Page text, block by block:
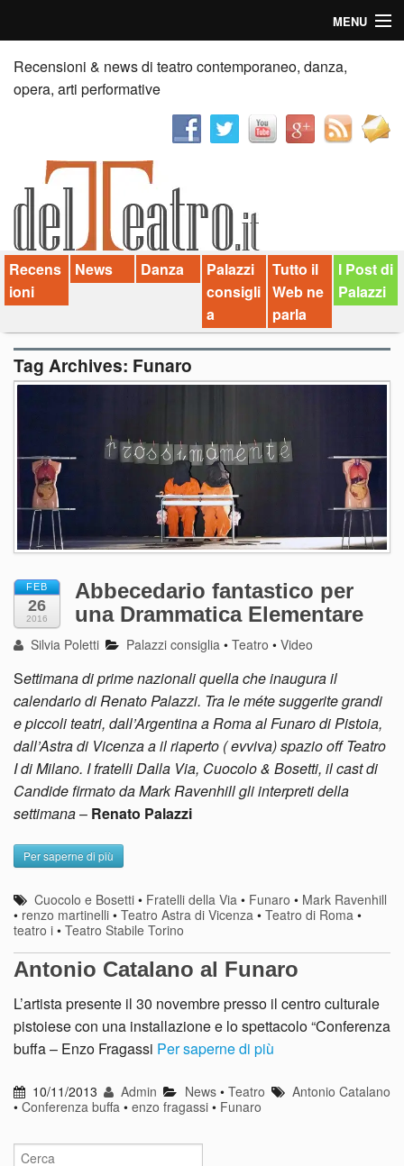
MENU
Home
Recensioni
News
Palazzi consiglia
Video
Chi siamo
Contatti
Recensioni & news di teatro contemporaneo, danza,
opera, arti performative
Recens
ioni
News Danza
Palazzi
consigli
a
Tutto il
Web ne
parla
I Post di
Palazzi
Tag Archives: Funaro
FEB
26
2016
Abbecedario fantastico per
una Drammatica Elementare
Silvia Poletti Palazzi consiglia •Teatro •Video
Settimana di prime nazionali quella che inaugura il
calendario di Renato Palazzi. Tra le méte suggerite grandi
e piccoli teatri, dall’Argentina a Roma al Funaro di Pistoia,
dall’Astra di Vicenza a il riaperto ( evviva) spazio off Teatro
I di Milano. I fratelli Dalla Via, Cuocolo & Bosetti, il cast di
Candide firmato da Mark Ravenhill gli interpreti della
settimana– Renato Palazzi
Per saperne di più
Cuocolo e Bosetti • Fratelli della Via • Funaro • Mark Ravenhill
• renzo martinelli • Teatro Astra di Vicenza • Teatro di Roma •
teatro i • Teatro Stabile Torino
Antonio Catalano al Funaro
L’artista presente il 30 novembre presso il centro culturale
pistoiese con una installazione e lo spettacolo “Conferenza
buffa – Enzo Fragassi Per saperne di più
10/11/2013 Admin News• Teatro
Antonio Catalano
• Conferenza buffa • enzo fragassi • Funaro